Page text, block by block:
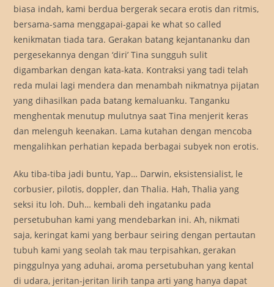
biasa indah, kami berdua bergerak secara erotis dan ritmis,
bersama-sama menggapai-gapai ke what so called
kenikmatan tiada tara. Gerakan batang kejantananku dan
pergesekannya dengan ‘diri’ Tina sungguh sulit
digambarkan dengan kata-kata. Kontraksi yang tadi telah
reda mulai lagi mendera dan menambah nikmatnya pijatan
yang dihasilkan pada batang kemaluanku. Tanganku
menghentak menutup mulutnya saat Tina menjerit keras
dan melenguh keenakan. Lama kutahan dengan mencoba
mengalihkan perhatian kepada berbagai subyek non erotis.
Aku tiba-tiba jadi buntu, Yap… Darwin, eksistensialist, le
corbusier, pilotis, doppler, dan Thalia. Hah, Thalia yang
seksi itu loh. Duh… kembali deh ingatanku pada
persetubuhan kami yang mendebarkan ini. Ah, nikmati
saja, keringat kami yang berbaur seiring dengan pertautan
tubuh kami yang seolah tak mau terpisahkan, gerakan
pinggulnya yang aduhai, aroma persetubuhan yang kental
di udara, jeritan-jeritan lirih tanpa arti yang hanya dapat